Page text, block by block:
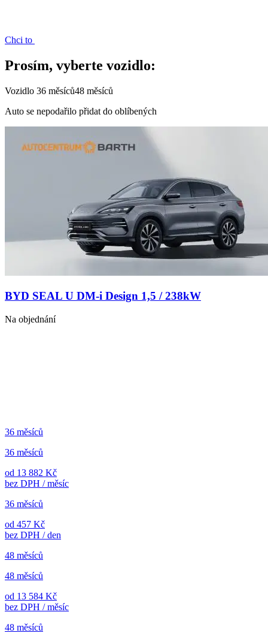
Chci to
Prosím, vyberte vozidlo:
Vozidlo 36 měsíců48 měsíců
Auto se nepodařilo přidat do oblíbených
BYD SEAL U DM-i Design 1,5 / 238kW
Na objednání
36 měsíců
36 měsíců
od 13 882 Kč
bez DPH / měsíc
36 měsíců
od 457 Kč
bez DPH / den
48 měsíců
48 měsíců
od 13 584 Kč
bez DPH / měsíc
48 měsíců